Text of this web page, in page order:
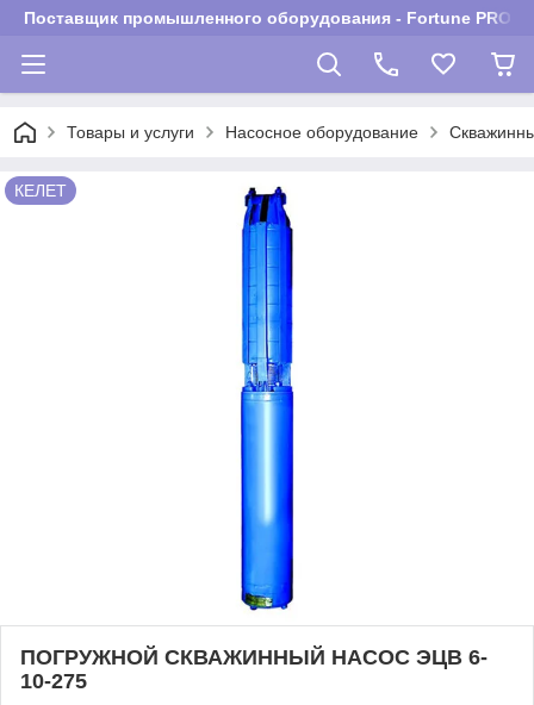
Поставщик промышленного оборудования - Fortune PROM
Товары и услуги Насосное оборудование
КЕЛЕТ
ПОГРУЖНОЙ СКВАЖИННЫЙ НАСОС ЭЦВ 6-
10-275